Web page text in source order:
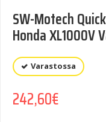
SW-Motech
Honda XL1000V
Varastossa
242,60€